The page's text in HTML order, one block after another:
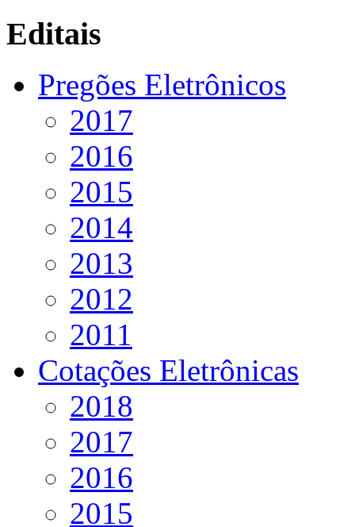
Editais
Pregões Eletrônicos
2017
2016
2015
2014
2013
2012
2011
Cotações Eletrônicas
2018
2017
2016
2015